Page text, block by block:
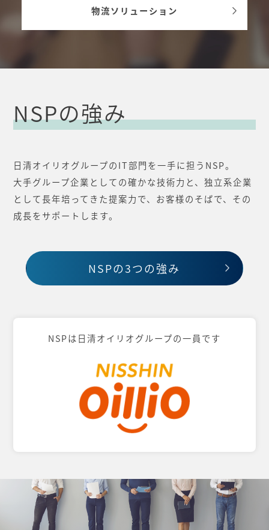
人事総務ソリューション
NSPの強み
日清オイリオグループのIT部門を一手に担うNSP。
大手グループ企業としての確かな技術力と、独立系企業
として長年培ってきた提案力で、お客様のそばで、その
成長をサポートします。
NSPの3つの強み
NSPは日清オイリオグループの一員です